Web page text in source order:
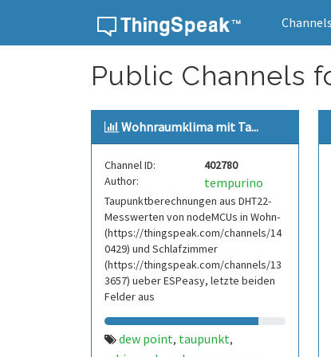
Channels
Public Channels
Wohnraumklima mit Ta...
Channel ID:
402780
Author:
tempurino
Taupunktberechnungen aus DHT22-
Messwerten von nodeMCUs in Wohn-
(https://thingspeak.com/channels/14
0429) und Schlafzimmer
(https://thingspeak.com/channels/13
3657) ueber ESPeasy, letzte beiden
Felder aus
236
dew point, taupunkt,